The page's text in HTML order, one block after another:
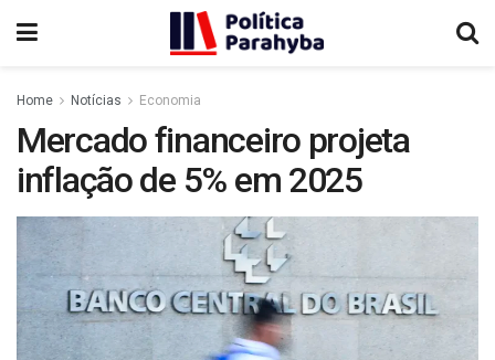
Home Notícias Economia
Mercado financeiro projeta
inflação de 5% em 2025